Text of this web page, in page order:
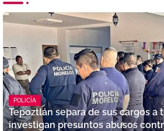
POLICÍA
Tepoztlán separa de sus cargos a
investigan presuntos abusos